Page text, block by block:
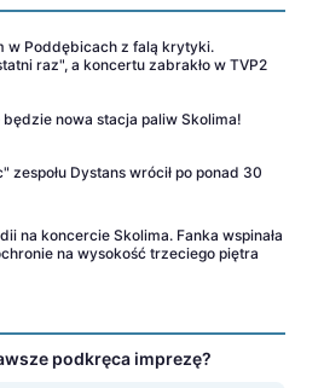
w Poddębicach z falą krytyki.
raz", a koncertu zabrakło w TVP2
nowa stacja paliw Skolima!
zespołu Dystans wrócił po ponad 30
na koncercie Skolima. Fanka wspinała
na wysokość trzeciego piętra
podkręca imprezę?